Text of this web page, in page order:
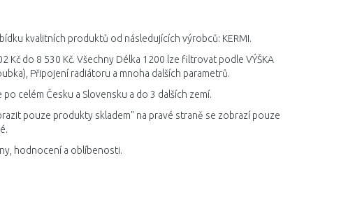
kvalitních produktů od následujících výrobců: KERMI.
Kč do 8 530 Kč. Všechny Délka 1200 lze filtrovat podle VÝŠKA
Připojení radiátoru a mnoha dalších parametrů.
celém Česku a Slovensku a do 3 dalších zemí.
pouze produkty skladem" na pravé straně se zobrazí pouze
hodnocení a oblíbenosti.